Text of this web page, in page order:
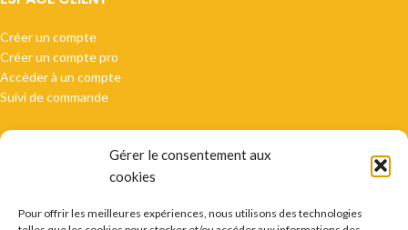
Gérer le consentement aux
cookies
Pour offrir les meilleures expériences, nous utilisons des technologies
Créer un compte
Créer un compte pro
Accèder à un compte
Suivi de commande